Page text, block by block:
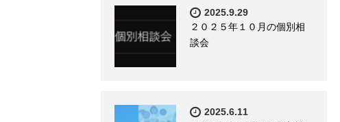
2025.9.29
２０２５年１０月の個別相
談会
2025.6.11